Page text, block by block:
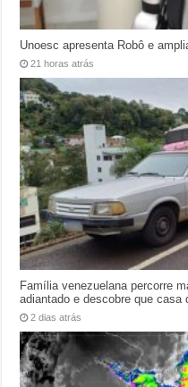
Unoesc apresenta Robô e
21 horas atrás
Família venezuelana percorre
adiantado e descobre que casa
2 dias atrás